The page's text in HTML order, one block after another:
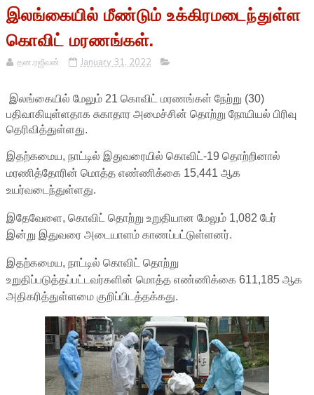
இலங்கையில் மீண்டும் உக்கிரமடைந்துள்ள
கொவிட் மரணங்கள்.
தன.ரஜீவன் January 31, 2022
இலங்கையில் மேலும் 21 கொவிட் மரணங்கள் நேற்று (30)
பதிவாகியுள்ளதாக சுகாதார அமைச்சின் தொற்று நோயியல் பிரிவு
தெரிவித்துள்ளது.
இதற்கமைய, நாட்டில் இதுவரையில் கொவிட்-19 தொற்றினால்
மரணித்தோரின் மொத்த எண்ணிக்கை 15,441 ஆக
உயர்வடைந்துள்ளது.
இதேவேளை, கொவிட் தொற்று உறுதியான மேலும் 1,082 பேர்
இன்று இதுவரை அடையாளம் காணப்பட்டுள்ளனர்.
இதற்கமைய, நாட்டில் கொவிட் தொற்று
உறுதிப்படுத்தப்பட்டவர்களின் மொத்த எண்ணிக்கை 611,185 ஆக
அதிகரித்துள்ளமை குறிப்பிடத்தக்கது.